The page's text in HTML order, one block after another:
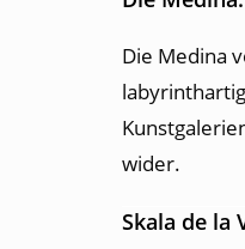
Die Medina
wider.
Skala de la